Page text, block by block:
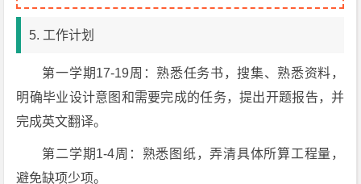
5. 工作计划
第一学期17-19周：熟悉任务书，搜集、熟悉资料，
明确毕业设计意图和需要完成的任务，提出开题报告，并
完成英文翻译。
第二学期1-4周：熟悉图纸，弄清具体所算工程量，
避免缺项少项。